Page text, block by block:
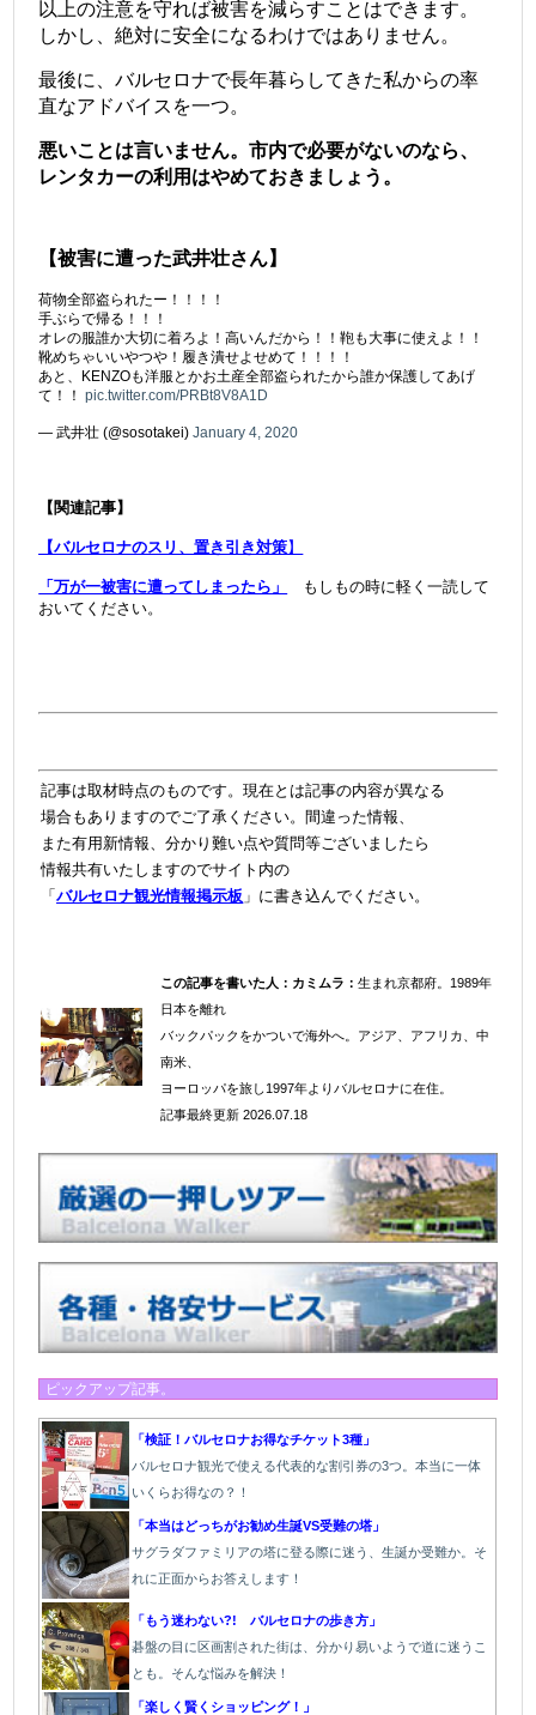
以上の注意を守れば被害を減らすことはできます。
しかし、絶対に安全になるわけではありません。
最後に、バルセロナで長年暮らしてきた私からの率
直なアドバイスを一つ。
悪いことは言いません。市内で必要がないのなら、
レンタカーの利用はやめておきましょう。
【被害に遭った武井壮さん】
荷物全部盗られたー！！！！
手ぶらで帰る！！！
オレの服誰か大切に着ろよ！高いんだから！！鞄も大事に使えよ！！
靴めちゃいいやつや！履き潰せよせめて！！！！
あと、KENZOも洋服とかお土産全部盗られたから誰か保護してあげ
て！！pic.twitter.com/PRBt8V8A1D
— 武井壮 (@sosotakei)January 4, 2020
【関連記事】
【バルセロナのスリ、置き引き対策】
「万が一被害に遭ってしまったら」
もしもの時に軽く一読して
おいてください。
記事は取材時点のものです。現在とは記事の内容が異なる
場合もありますのでご了承ください。間違った情報、
また有用新情報、分かり難い点や質問等ございましたら
情報共有いたしますのでサイト内の
「バルセロナ観光情報掲示板 」に書き込んでください。
この記事を書いた人： カミムラ：生まれ京都府。1989年
日本を離れ
バックパックをかついで海外へ。 アジア、アフリカ、中
南米、
ヨーロッパを旅し1997年よりバルセロナに在住。
記事最終更新 2026.07.18
ピックアップ記事。
「検証！バルセロナお得なチケット3種」
バルセロナ観光で使える代表的な割引券の3つ。本当に一体
いくらお得なの？！
「本当はどっちがお勧め生誕VS受難の塔」
サグラダファミリアの塔に登る際に迷う、生誕か受難か。そ
れに正面からお答えします！
「もう迷わない?! バルセロナの歩き方」
碁盤の目に区画割された街は、分かり易いようで道に迷うこ
とも。そんな悩みを解決！
「楽しく賢くショッピング！」